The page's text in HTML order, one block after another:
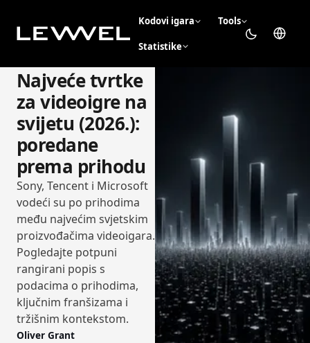
Kodovi igara Tools
Statistike
Najveće tvrtke
za videoigre na
svijetu (2026.):
poredane
prema prihodu
Sony, Tencent i Microsoft
vodeći su po prihodima
među najvećim svjetskim
proizvođačima videoigara.
Pogledajte potpuni
rangirani popis s
podacima o prihodima,
ključnim franšizama i
tržišnim kontekstom.
Oliver Grant